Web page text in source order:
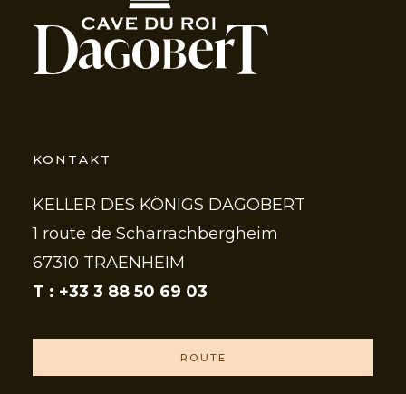
KONTAKT
KELLER DES KÖNIGS DAGOBERT
1 route de Scharrachbergheim
67310 TRAENHEIM
T : +33 3 88 50 69 03
ROUTE